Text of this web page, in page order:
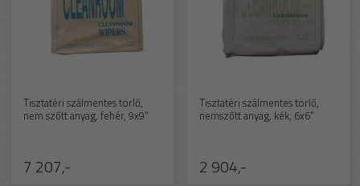
7 207,-
Tisztatéri szálmentes törlő,
nem szőtt anyag, fehér, 9x9"
2 904,-
Tisztatéri szálmentes törlő,
nemszőtt anyag, kék, 6x6"